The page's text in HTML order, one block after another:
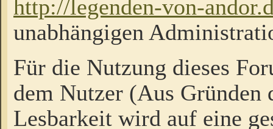
http://legenden-von-
unabhängigen
Für die Nutzung dieses
dem Nutzer (Aus Gründen
Lesbarkeit wird auf eine